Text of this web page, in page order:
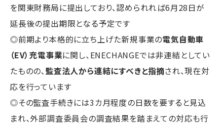
を関東財務局に提出しており、認められれば6月28日が
延長後の提出期限となる予定です
◎前期より本格的に立ち上げた新規事業の電気自動車
（EV）充電事業に関し、ENECHANGEでは非連結としてい
たものの、 監査法人から連結にすべきと指摘され、現在対
応を行っています
◎その監査手続きには3カ月程度の日数を要すると見込
まれ、外部調査委員会の調査結果を踏まえての対応も行